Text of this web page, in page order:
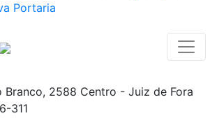
Portaria
Branco, 2588 Centro - Juiz de Fora
311